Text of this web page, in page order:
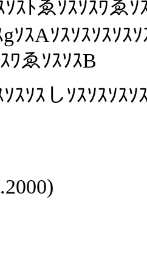
ｿｽﾄゑｿｽｿｽﾜゑ
ｿｽAｿｽｿｽｿｽｿｽ
ﾜゑｿｽｿｽB
ｽｿｽしｿｽｿｽｿｽｿ